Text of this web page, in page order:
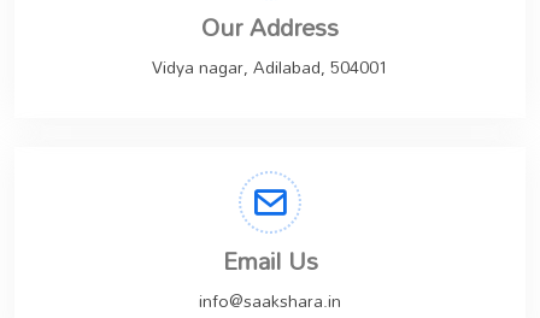
Our Address
Vidya nagar, Adilabad, 504001
Email Us
info@saakshara.in